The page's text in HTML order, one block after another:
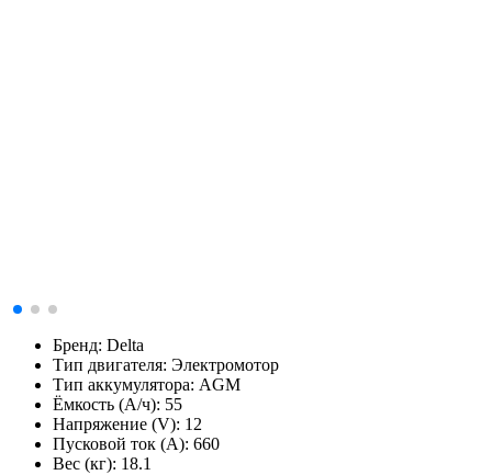
Бренд: Delta
Тип двигателя: Электромотор
Тип аккумулятора: AGM
Ёмкость (А/ч): 55
Напряжение (V): 12
Пусковой ток (А): 660
Вес (кг): 18.1